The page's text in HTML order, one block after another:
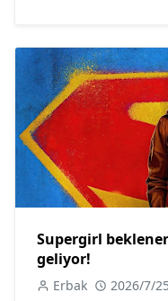
Supergirl
geliyor!
Erbak 2026/7/25